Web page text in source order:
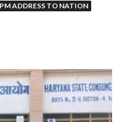
PM ADDRESS TO NATION